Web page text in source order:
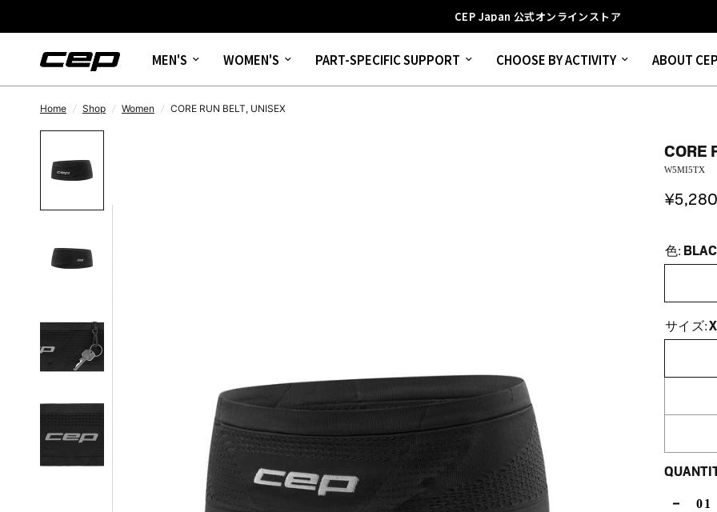
CEP Japan 公式オンラインストア
MEN'S WOMEN'S PART-SPECIFIC SUPPORT CHOOSE BY ACTIVITY ABOUT
Home / Shop / Women / CORE RUN BELT, UNISEX
CORE
W5MI5TX
色:
サイズ: